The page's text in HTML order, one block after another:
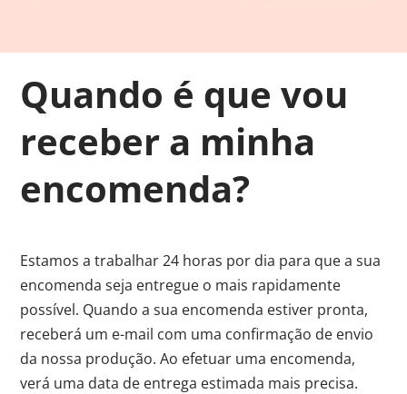
Quando é que vou
receber a minha
encomenda?
Estamos a trabalhar 24 horas por dia para que a sua
encomenda seja entregue o mais rapidamente
possível. Quando a sua encomenda estiver pronta,
receberá um e-mail com uma confirmação de envio
da nossa produção. Ao efetuar uma encomenda,
verá uma data de entrega estimada mais precisa.